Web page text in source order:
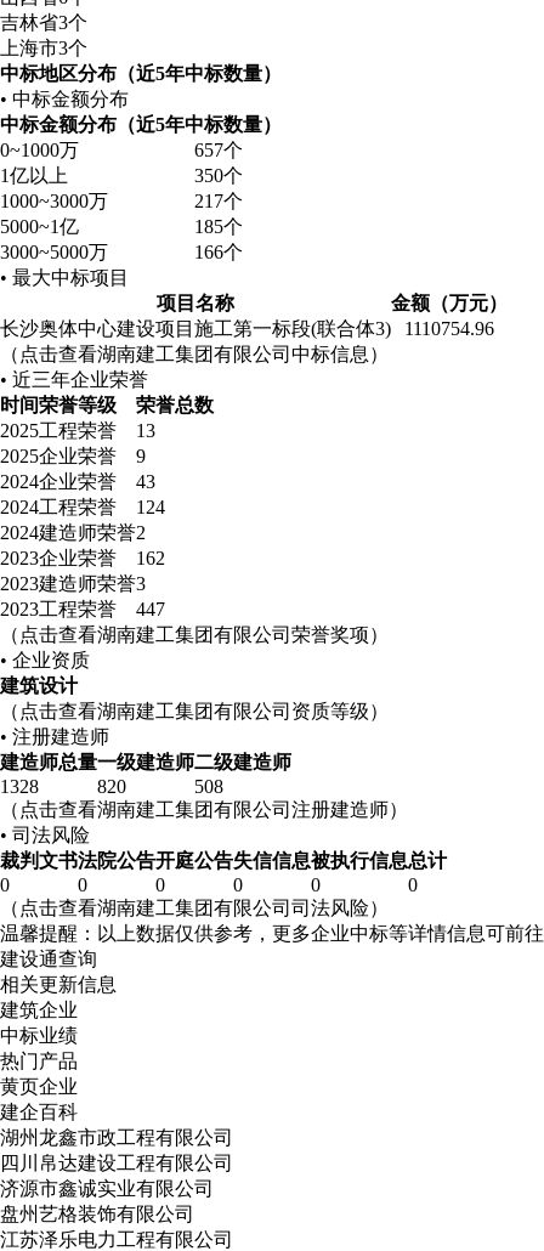
吉林省3个
上海市3个
中标地区分布（近5年中标数量）
• 中标金额分布
中标金额分布（近5年中标数量）
0~1000万
657个
1亿以上
350个
1000~3000万
217个
5000~1亿
185个
3000~5000万
166个
• 最大中标项目
项目名称
金额（万元）
长沙奥体中心建设项目施工第一标段(联合体3)
1110754.96
（点击查看湖南建工集团有限公司中标信息）
• 近三年企业荣誉
时间荣誉等级
荣誉总数
2025工程荣誉
13
2025企业荣誉
9
2024企业荣誉
43
2024工程荣誉
124
2024建造师荣誉2
2023企业荣誉
162
2023建造师荣誉3
2023工程荣誉
447
（点击查看湖南建工集团有限公司荣誉奖项）
• 企业资质
建筑设计
（点击查看湖南建工集团有限公司资质等级）
• 注册建造师
建造师总量一级建造师二级建造师
1328
820
508
（点击查看湖南建工集团有限公司注册建造师）
• 司法风险
裁判文书法院公告开庭公告失信信息被执行信息总计
0
0 0 0 0
0
（点击查看湖南建工集团有限公司司法风险）
温馨提醒：以上数据仅供参考，更多企业中标等详情信息可前往
建设通查询
相关更新信息
建筑企业
中标业绩
热门产品
黄页企业
建企百科
湖州龙鑫市政工程有限公司
四川帛达建设工程有限公司
济源市鑫诚实业有限公司
盘州艺格装饰有限公司
江苏泽乐电力工程有限公司